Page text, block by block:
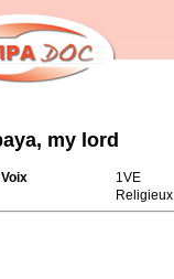
my lord
1VE
Religieux